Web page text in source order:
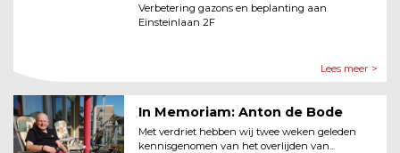
Verbetering gazons en beplanting aan
Einsteinlaan 2F
Lees meer >
In Memoriam: Anton de Bode
Met verdriet hebben wij twee weken geleden
kennisgenomen van het overlijden van...